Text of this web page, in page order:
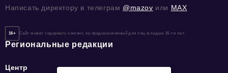
Написать директору в телеграм @mazov или MAX
16+ Сайт может содержать контент, не предназначенный для лиц младше 16-ти лет.
Региональные редакции
Центр